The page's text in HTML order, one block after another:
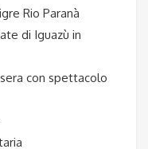
Rio Paranà
di Iguazù in
con spettacolo